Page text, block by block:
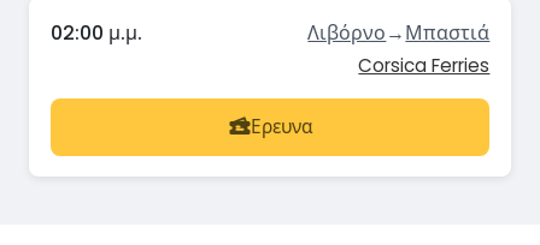
02:00 μ.μ. Λιβόρνο→Μπαστιά
Corsica Ferries
Ερευνα